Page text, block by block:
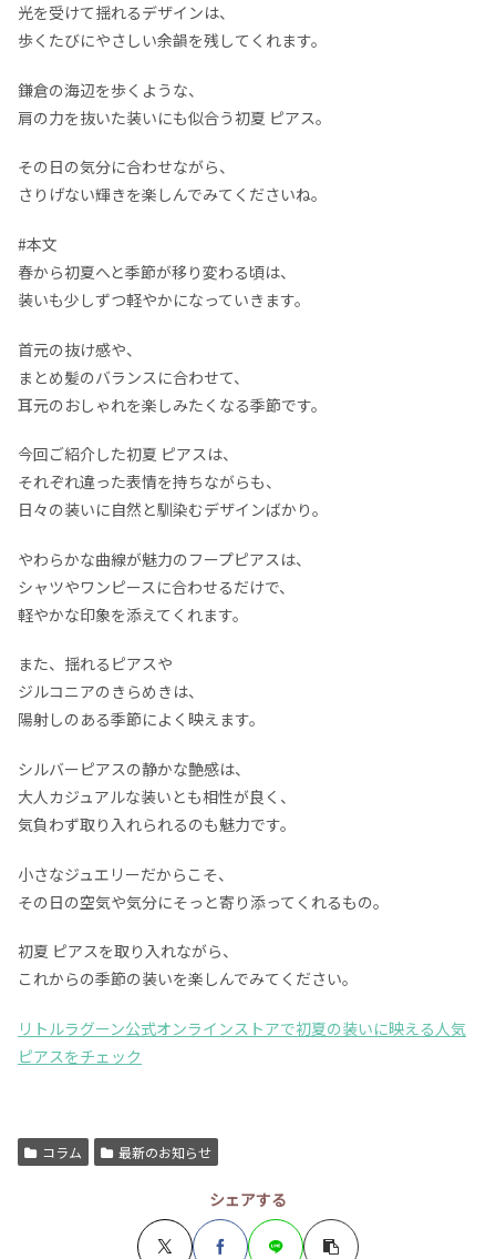
光を受けて揺れるデザインは、
歩くたびにやさしい余韻を残してくれます。
鎌倉の海辺を歩くような、
肩の力を抜いた装いにも似合う初夏 ピアス。
その日の気分に合わせながら、
さりげない輝きを楽しんでみてくださいね。
#本文
春から初夏へと季節が移り変わる頃は、
装いも少しずつ軽やかになっていきます。
首元の抜け感や、
まとめ髪のバランスに合わせて、
耳元のおしゃれを楽しみたくなる季節です。
今回ご紹介した初夏 ピアスは、
それぞれ違った表情を持ちながらも、
日々の装いに自然と馴染むデザインばかり。
やわらかな曲線が魅力のフープピアスは、
シャツやワンピースに合わせるだけで、
軽やかな印象を添えてくれます。
また、揺れるピアスや
ジルコニアのきらめきは、
陽射しのある季節によく映えます。
シルバーピアスの静かな艶感は、
大人カジュアルな装いとも相性が良く、
気負わず取り入れられるのも魅力です。
小さなジュエリーだからこそ、
その日の空気や気分にそっと寄り添ってくれるもの。
初夏 ピアスを取り入れながら、
これからの季節の装いを楽しんでみてください。
リトルラグーン公式オンラインストアで初夏の装いに映える人気
ピアスをチェック
コラム 最新のお知らせ
シェアする